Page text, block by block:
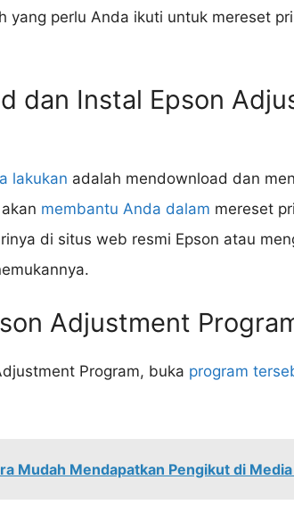
yang perlu Anda ikuti untuk mereset
dan Instal Epson
lakukan adalah mendownload dan
membantu Anda dalam mereset
di situs web resmi Epson atau
Adjustment
Program, buka program
Mudah Mendapatkan Pengikut di